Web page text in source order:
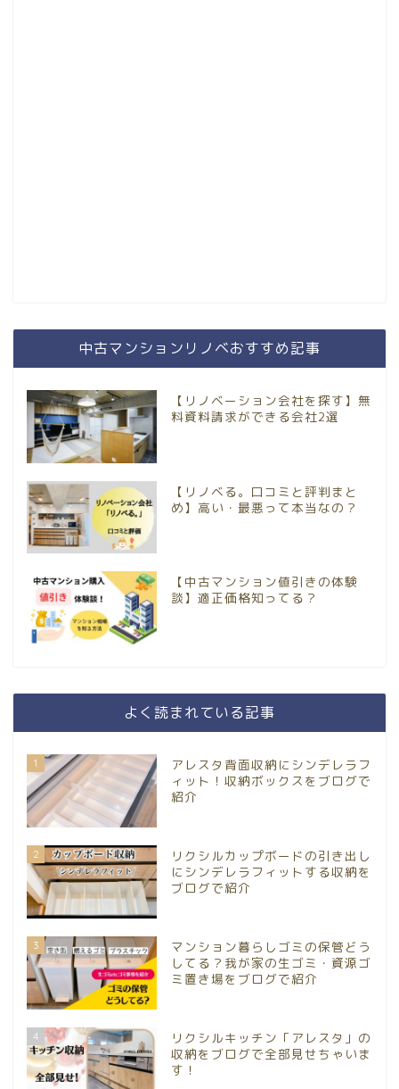
中古マンションリノベおすすめ記事
【リノベーション会社を探す】無
料資料請求ができる会社2選
【リノベる。口コミと評判まと
め】高い・最悪って本当なの？
【中古マンション値引きの体験
談】適正価格知ってる？
よく読まれている記事
1
アレスタ背面収納にシンデレラフ
ィット！収納ボックスをブログで
紹介
2
リクシルカップボードの引き出し
にシンデレラフィットする収納を
ブログで紹介
3
マンション暮らしゴミの保管どう
してる？我が家の生ゴミ・資源ゴ
ミ置き場をブログで紹介
4
リクシルキッチン「アレスタ」の
収納をブログで全部見せちゃいま
す！